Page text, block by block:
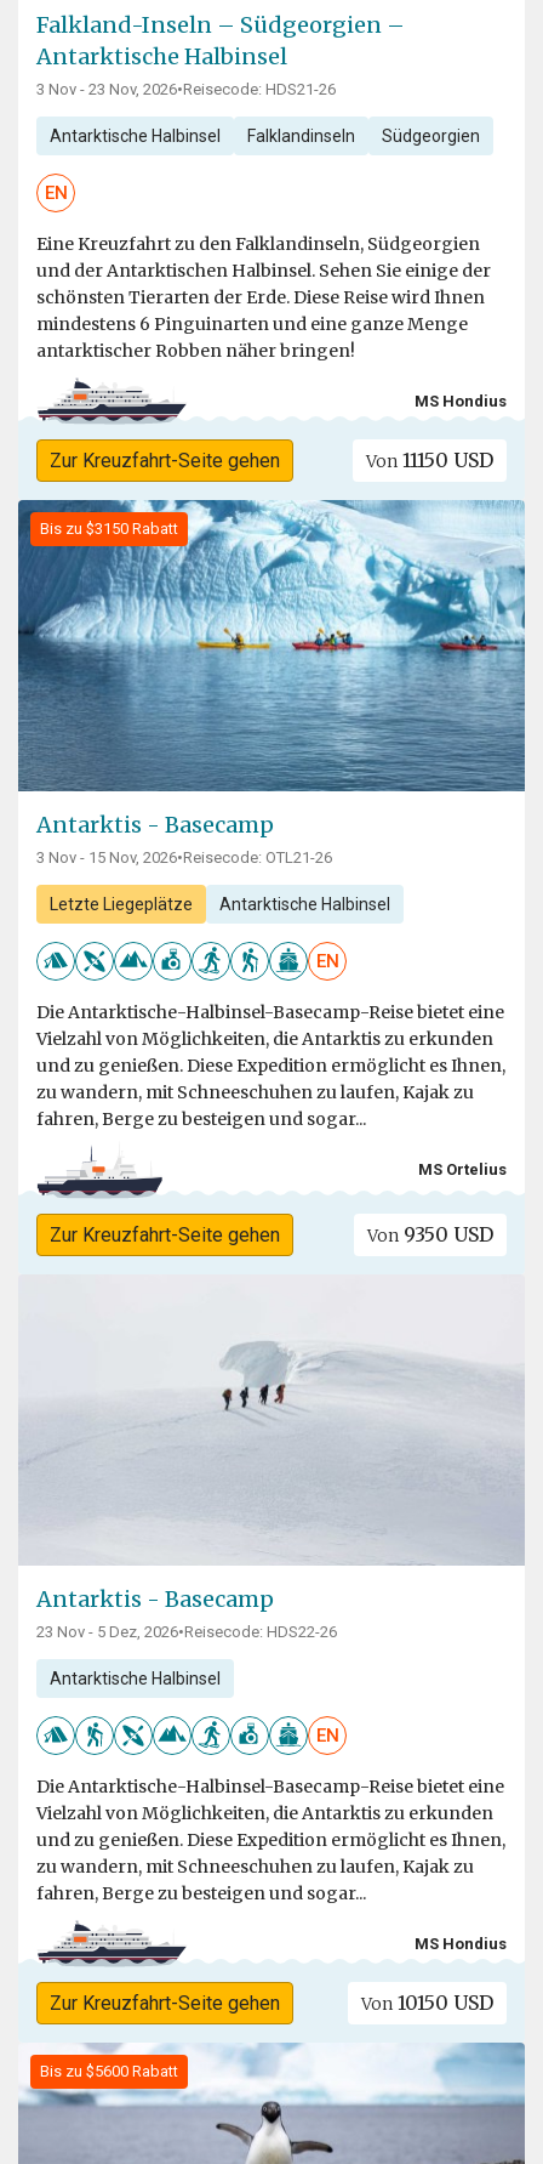
Falkland-Inseln – Südgeorgien –
Antarktische Halbinsel
3 Nov - 23 Nov, 2026•Reisecode: HDS21-26
Antarktische Halbinsel Falklandinseln Südgeorgien
EN
Eine Kreuzfahrt zu den Falklandinseln, Südgeorgien
und der Antarktischen Halbinsel. Sehen Sie einige der
schönsten Tierarten der Erde. Diese Reise wird Ihnen
mindestens 6 Pinguinarten und eine ganze Menge
antarktischer Robben näher bringen!
MS Hondius
Zur Kreuzfahrt-Seite gehen Von 11150 USD
Bis zu $3150 Rabatt
Antarktis - Basecamp
3 Nov - 15 Nov, 2026•Reisecode: OTL21-26
Letzte Liegeplätze Antarktische Halbinsel
EN
Die Antarktische-Halbinsel-Basecamp-Reise bietet eine
Vielzahl von Möglichkeiten, die Antarktis zu erkunden
und zu genießen. Diese Expedition ermöglicht es Ihnen,
zu wandern, mit Schneeschuhen zu laufen, Kajak zu
fahren, Berge zu besteigen und sogar...
MS Ortelius
Zur Kreuzfahrt-Seite gehen Von 9350 USD
Antarktis - Basecamp
23 Nov - 5 Dez, 2026•Reisecode: HDS22-26
Antarktische Halbinsel
EN
Die Antarktische-Halbinsel-Basecamp-Reise bietet eine
Vielzahl von Möglichkeiten, die Antarktis zu erkunden
und zu genießen. Diese Expedition ermöglicht es Ihnen,
zu wandern, mit Schneeschuhen zu laufen, Kajak zu
fahren, Berge zu besteigen und sogar...
MS Hondius
Zur Kreuzfahrt-Seite gehen Von 10150 USD
Bis zu $5600 Rabatt